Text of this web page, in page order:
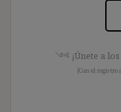
༺ ¡Únete a
[Con el registro